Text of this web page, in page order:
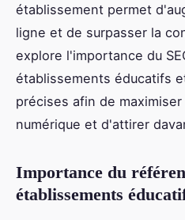
établissement permet
ligne et de surpasser la
explore l'importance du
établissements éducatifs
précises afin de
numérique et d'attirer
Importance du
établissements